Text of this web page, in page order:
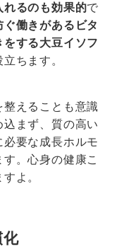
るのも効果的で
働きがあるビタ
する大豆イソフ
ちます。
えることも意識
まず、質の高い
要な成長ホルモ
。心身の健康こ
よ。